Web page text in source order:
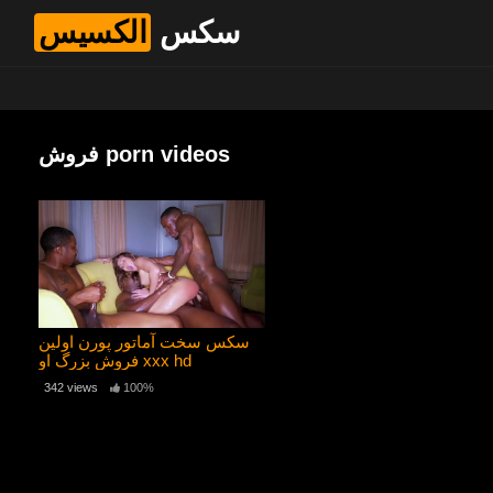
سکس الکسیس
فروش porn videos
سکس سخت آماتور پورن اولین
فروش بزرگ او xxx hd
342 views 100%